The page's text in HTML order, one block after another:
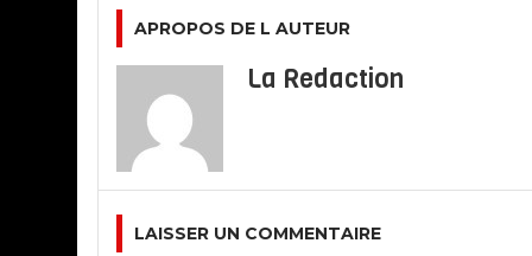
APROPOS DE L AUTEUR
La Redaction
LAISSER UN COMMENTAIRE